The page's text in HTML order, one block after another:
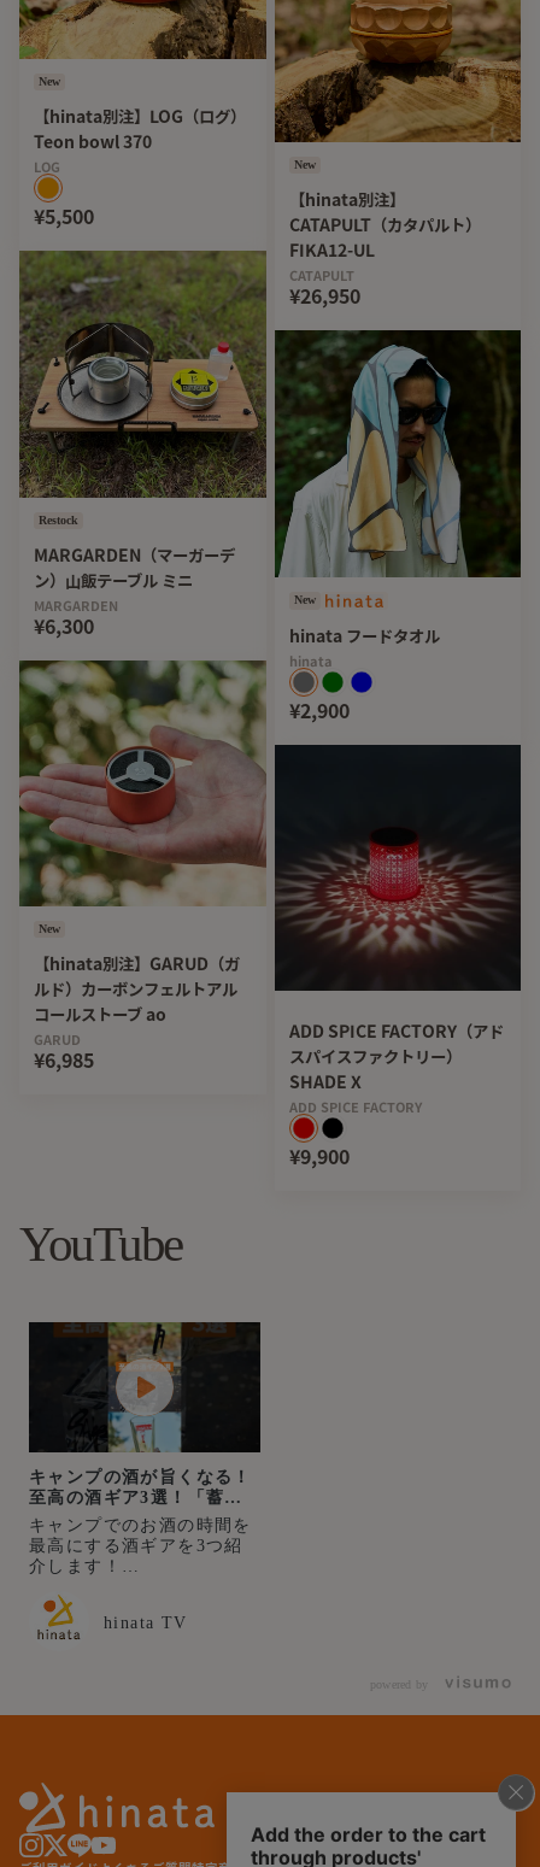
New
【hinata別注】LOG（ログ）
Teon bowl 370
LOG
¥5,500
Restock
MARGARDEN（マーガーデ
ン）山飯テーブル ミニ
MARGARDEN
¥6,300
New
【hinata別注】GARUD（ガ
ルド）カーボンフェルトアル
コールストーブ ao
GARUD
¥6,985
New
【hinata別注】
CATAPULT（カタパルト）
FIKA12-UL
CATAPULT
¥26,950
New
hinata フードタオル
hinata
¥2,900
ADD SPICE FACTORY（アド
スパイスファクトリー）
SHADE X
ADD SPICE FACTORY
¥9,900
YouTube
キャンプの酒が旨くなる！
至高の酒ギア3選！「蓄光
ペグタイプマドラー」「ク
リアな酒升」「泥酔洋盃」
キャンプでのお酒の時間を
最高にする酒ギアを3つ紹
介します！
／蓄光ペグタイプマドラー
・価格：2,640円(税込)
▼C&C.P.H.EQUIPEMENT
／ペグタイプマドラー ・価
格：1,320円(税込)
https://store.hinata.me/pro
hinata TV
powered by